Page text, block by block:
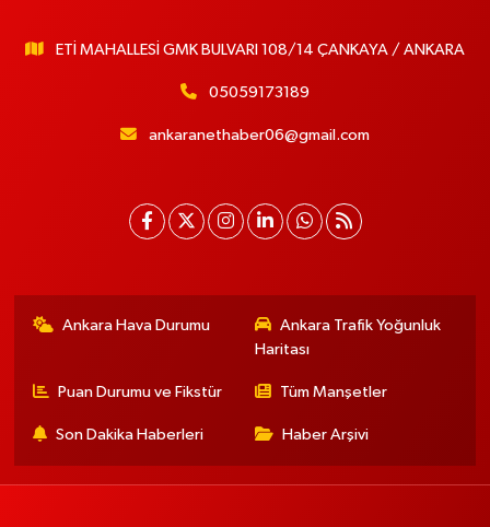
ETİ MAHALLESİ GMK BULVARI 108/14 ÇANKAYA / ANKARA
05059173189
ankaranethaber06@gmail.com
Ankara Hava Durumu
Ankara Trafik Yoğunluk
Haritası
Puan Durumu ve Fikstür Tüm Manşetler
Son Dakika Haberleri Haber Arşivi